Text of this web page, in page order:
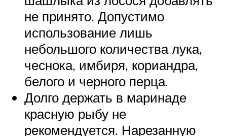
не принято. Допустимо
использование лишь
небольшого количества лука,
чеснока, имбиря, кориандра,
белого и черного перца.
Долго держать в маринаде
красную рыбу не
рекомендуется. Нарезанную